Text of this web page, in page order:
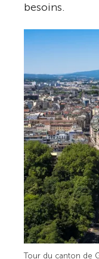
besoins.
Tour du canton de